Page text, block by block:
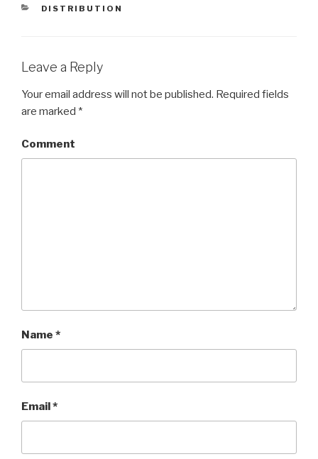
CATEGORIES
DISTRIBUTION
Leave a Reply
Your email address will not be published. Required fields
are marked *
Comment
Name *
Email*